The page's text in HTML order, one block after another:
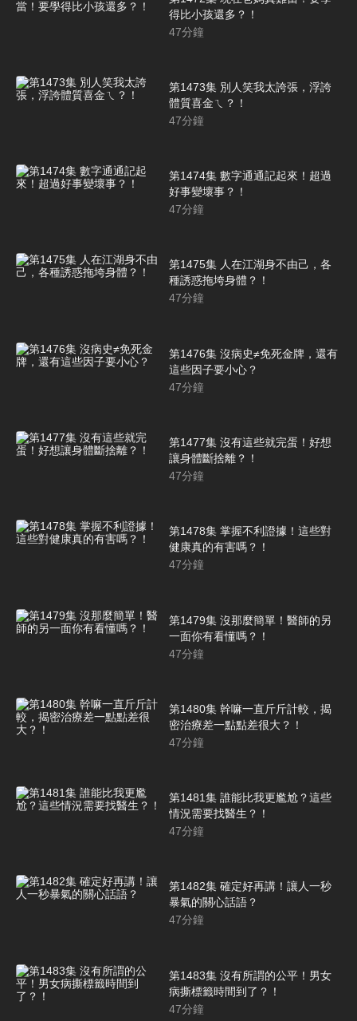
得比小孩還多？！
47分鐘
第1473集 別人笑我太誇張，浮誇
體質喜金ㄟ？！
47分鐘
第1474集 數字通通記起來！超過
好事變壞事？！
47分鐘
第1475集 人在江湖身不由己，各
種誘惑拖垮身體？！
47分鐘
第1476集 沒病史≠免死金牌，還有
這些因子要小心？
47分鐘
第1477集 沒有這些就完蛋！好想
讓身體斷捨離？！
47分鐘
第1478集 掌握不利證據！這些對
健康真的有害嗎？！
47分鐘
第1479集 沒那麼簡單！醫師的另
一面你有看懂嗎？！
47分鐘
第1480集 幹嘛一直斤斤計較，揭
密治療差一點點差很大？！
47分鐘
第1481集 誰能比我更尷尬？這些
情況需要找醫生？！
47分鐘
第1482集 確定好再講！讓人一秒
暴氣的關心話語？
47分鐘
第1483集 沒有所謂的公平！男女
病撕標籤時間到了？！
47分鐘